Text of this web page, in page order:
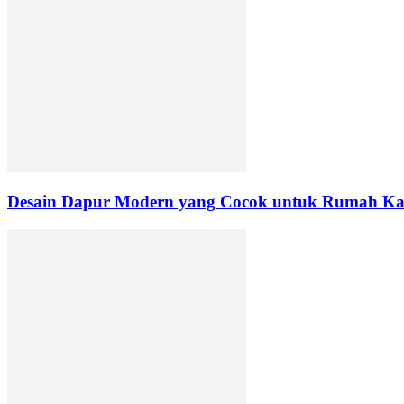
Desain Dapur Modern yang Cocok untuk Rumah